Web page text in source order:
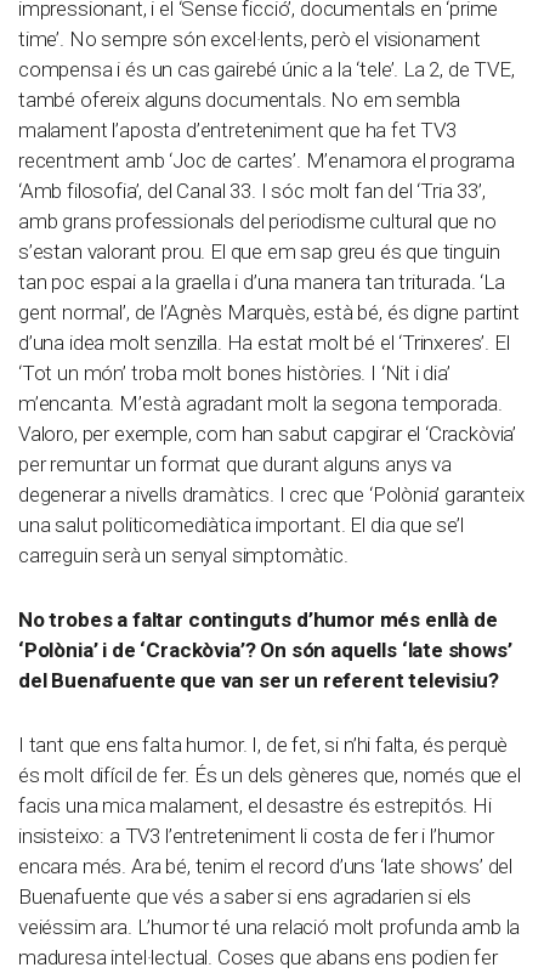
impressionant, i el ‘Sense ficció’, documentals en ‘prime
time’. No sempre són excel·lents, però el visionament
compensa i és un cas gairebé únic a la ‘tele’. La 2, de TVE,
també ofereix alguns documentals. No em sembla
malament l’aposta d’entreteniment que ha fet TV3
recentment amb ‘Joc de cartes’. M’enamora el programa
‘Amb filosofia’, del Canal 33. I sóc molt fan del ‘Tria 33’,
amb grans professionals del periodisme cultural que no
s’estan valorant prou. El que em sap greu és que tinguin
tan poc espai a la graella i d’una manera tan triturada. ‘La
gent normal’, de l’Agnès Marquès, està bé, és digne partint
d’una idea molt senzilla. Ha estat molt bé el ‘Trinxeres’. El
‘Tot un món’ troba molt bones històries. I ‘Nit i dia’
m’encanta. M’està agradant molt la segona temporada.
Valoro, per exemple, com han sabut capgirar el ‘Crackòvia’
per remuntar un format que durant alguns anys va
degenerar a nivells dramàtics. I crec que ‘Polònia’ garanteix
una salut politicomediàtica important. El dia que se’l
carreguin serà un senyal simptomàtic.
No trobes a faltar continguts d’humor més enllà de
‘Polònia’ i de ‘Crackòvia’? On són aquells ‘late shows’
del Buenafuente que van ser un referent televisiu?
I tant que ens falta humor. I, de fet, si n’hi falta, és perquè
és molt difícil de fer. És un dels gèneres que, només que el
facis una mica malament, el desastre és estrepitós. Hi
insisteixo: a TV3 l’entreteniment li costa de fer i l’humor
encara més. Ara bé, tenim el record d’uns ‘late shows’ del
Buenafuente que vés a saber si ens agradarien si els
veiéssim ara. L’humor té una relació molt profunda amb la
maduresa intel·lectual. Coses que abans ens podien fer